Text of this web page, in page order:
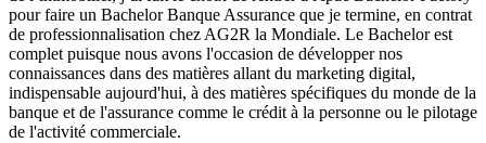
pour faire un Bachelor Banque Assurance que je termine, en contrat
de professionnalisation chez AG2R la Mondiale. Le Bachelor est
complet puisque nous avons l'occasion de développer nos
connaissances dans des matières allant du marketing digital,
indispensable aujourd'hui, à des matières spécifiques du monde de la
banque et de l'assurance comme le crédit à la personne ou le pilotage
de l'activité commerciale.